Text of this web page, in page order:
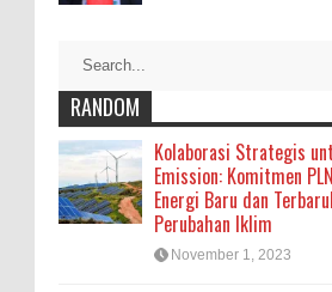
RANDOM
Kolaborasi Strategis
Emission: Komitmen
Energi Baru dan
Perubahan Iklim
November 1, 2023